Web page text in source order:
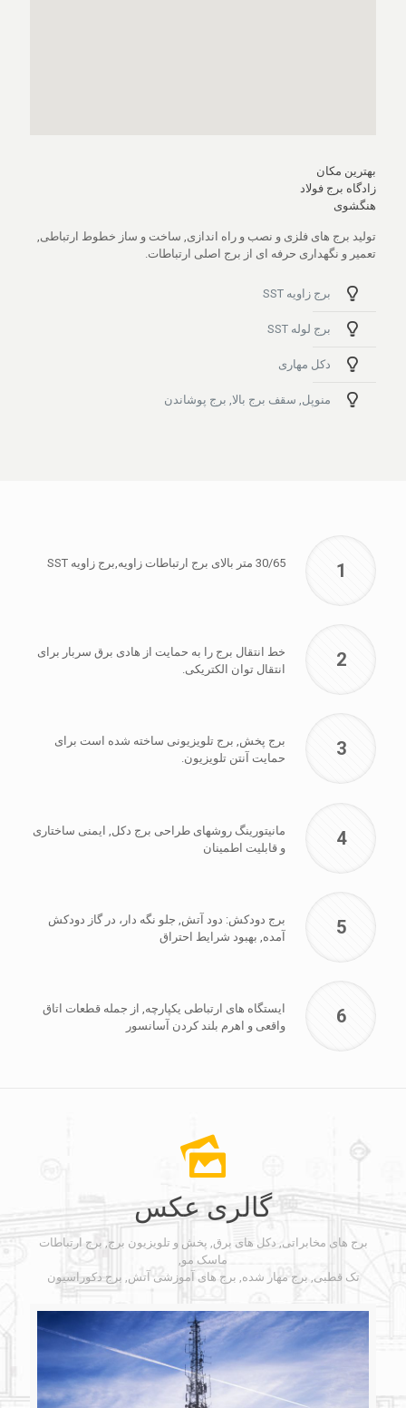
بهترین مکان
زادگاه برج فولاد
هنگشوی
تولید برج های فلزی و نصب و راه اندازی, ساخت و ساز خطوط ارتباطی,
تعمیر و نگهداری حرفه ای از برج اصلی ارتباطات.
برج زاویه SST
برج لوله SST
دکل مهاری
منوپل, سقف برج بالا, برج پوشاندن
1 30/65 متر بالای برج ارتباطات زاویه,برج زاویه SST
2
خط انتقال برج را به حمایت از هادی برق سربار برای
انتقال توان الکتریکی.
3
برج پخش, برج تلویزیونی ساخته شده است برای
حمایت آنتن تلویزیون.
4
مانیتورینگ روشهای طراحی برج دکل, ایمنی ساختاری
و قابلیت اطمینان
5
برج دودکش: دود آتش, جلو نگه دار، در گاز دودکش
آمده, بهبود شرایط احتراق
6
ایستگاه های ارتباطی یکپارچه, از جمله قطعات اتاق
واقعی و اهرم بلند کردن آسانسور
گالری عکس
برج های مخابراتی, دکل های برق, پخش و تلویزیون برج, برج ارتباطات
ماسک مو,
تک قطبی, برج مهار شده, برج های آموزشی آتش, برج دکوراسیون